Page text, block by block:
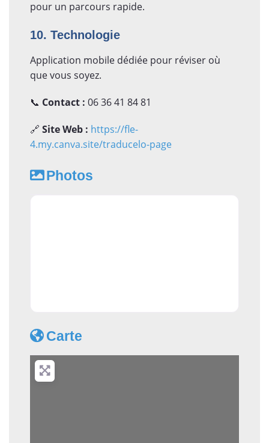
pour un parcours rapide.
10. Technologie
Application mobile dédiée pour réviser où
que vous soyez.
📞 Contact : 06 36 41 84 81
🔗 Site Web : https://fle-
4.my.canva.site/traducelo-page
Photos
Carte